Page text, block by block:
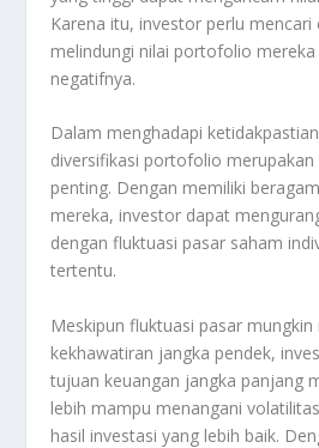
Karena itu, investor perlu mencari
melindungi nilai portofolio
negatifnya.
Dalam menghadapi
diversifikasi portofolio
penting. Dengan memiliki
mereka, investor dapat
dengan fluktuasi pasar saham
tertentu.
Meskipun fluktuasi pasar
kekhawatiran jangka pendek,
tujuan keuangan jangka panjang
lebih mampu menangani
hasil investasi yang lebih baik.